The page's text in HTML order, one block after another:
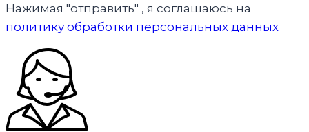
Нажимая "отправить" , я соглашаюсь на
политику обработки персональных данных